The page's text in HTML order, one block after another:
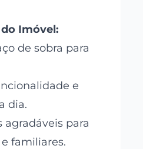
Imóvel:
de sobra para
e
dia.
para
familiares.